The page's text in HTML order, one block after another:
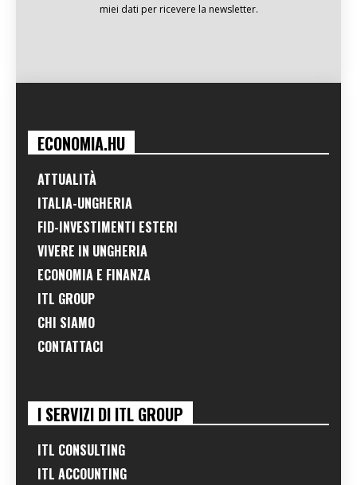
miei dati per ricevere la newsletter.
ECONOMIA.HU
ATTUALITÀ
ITALIA-UNGHERIA
FID-INVESTIMENTI ESTERI
VIVERE IN UNGHERIA
ECONOMIA E FINANZA
ITL GROUP
CHI SIAMO
CONTATTACI
I SERVIZI DI ITL GROUP
ITL CONSULTING
ITL ACCOUNTING